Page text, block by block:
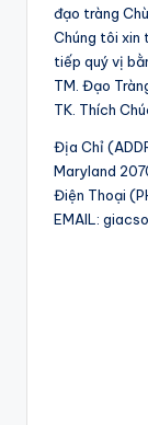
đạo tràng
Chúng tôi xin
tiếp quý vị
TM. Đạo
TK. Thích
Địa Chỉ
Maryland
Điện Thoại
EMAIL: